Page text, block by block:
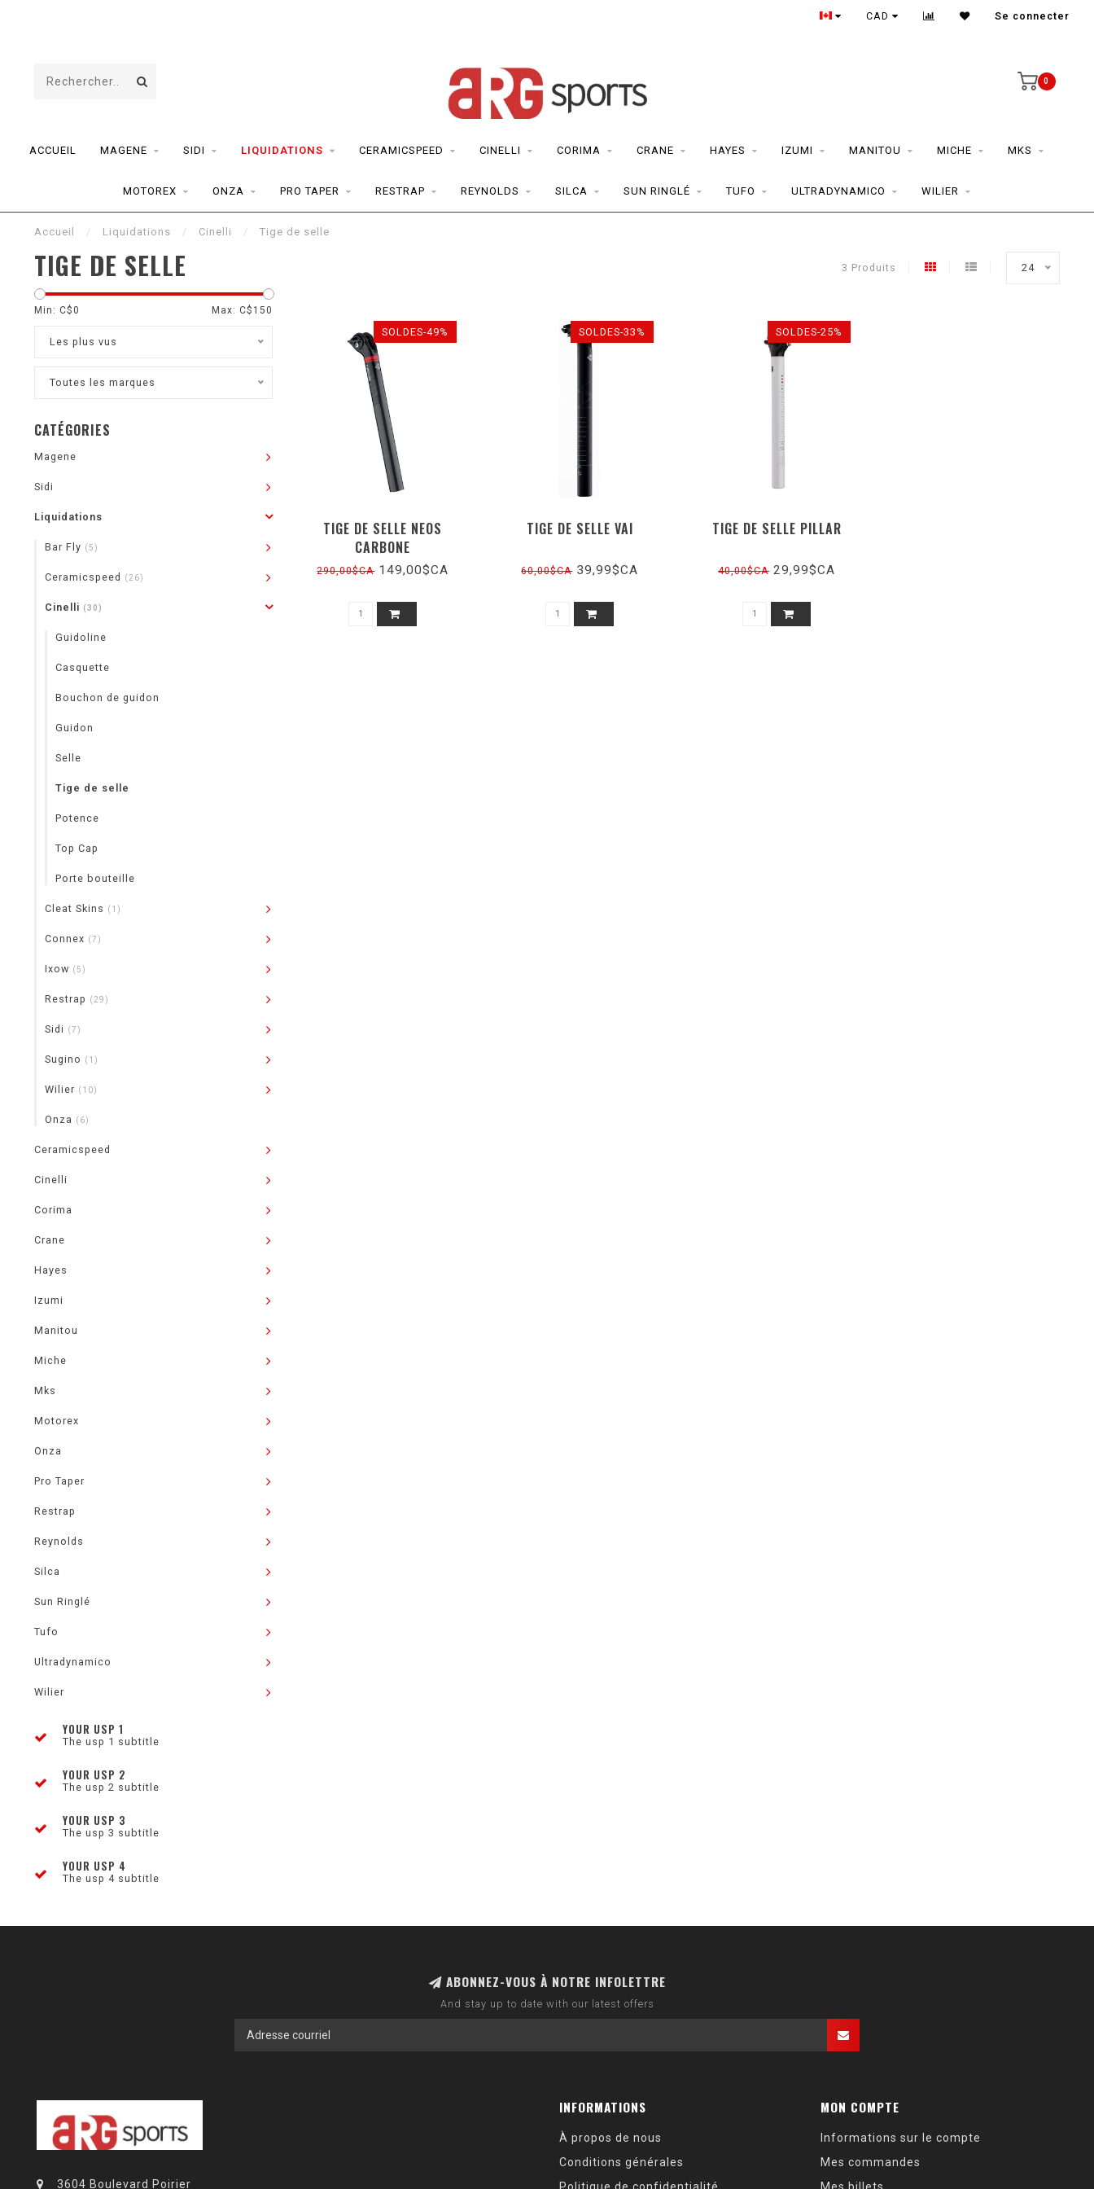
CAD Se connecter
0
ACCUEIL MAGENE SIDI LIQUIDATIONS CERAMICSPEED CINELLI CORIMA CRANE HAYES IZUMI MANITOU MICHE MKS
MOTOREX ONZA PRO TAPER RESTRAP REYNOLDS SILCA SUN RINGLÉ TUFO ULTRADYNAMICO WILIER
Accueil / Liquidations / Cinelli / Tige de selle
TIGE DE SELLE 3 Produits 24
Min: C$0 Max: C$ 150
Les plus vus
Toutes les marques
CATÉGORIES
Magene
Sidi
Liquidations
Bar Fly (5)
Ceramicspeed (26)
Cinelli (30)
Guidoline
Casquette
Bouchon de guidon
Guidon
Selle
Tige de selle
Potence
Top Cap
Porte bouteille
Cleat Skins (1)
Connex (7)
Ixow (5)
Restrap (29)
Sidi (7)
Sugino (1)
Wilier (10)
Onza (6)
Ceramicspeed
Cinelli
Corima
Crane
Hayes
Izumi
Manitou
Miche
Mks
Motorex
Onza
Pro Taper
Restrap
Reynolds
Silca
Sun Ringlé
Tufo
Ultradynamico
Wilier
YOUR USP 1
The usp 1 subtitle
YOUR USP 2
The usp 2 subtitle
YOUR USP 3
The usp 3 subtitle
YOUR USP 4
The usp 4 subtitle
SOLDES-49%
TIGE DE SELLE NEOS
CARBONE
290,00$CA149,00$CA
SOLDES-33%
TIGE DE SELLE VAI
60,00$CA39,99$CA
SOLDES-25%
TIGE DE SELLE PILLAR
40,00$CA29,99$CA
ABONNEZ-VOUS À NOTRE INFOLETTRE
And stay up to date with our latest offers
3604 Boulevard Poirier
INFORMATIONS
À propos de nous
Conditions générales
MON COMPTE
Informations sur le compte
Mes commandes